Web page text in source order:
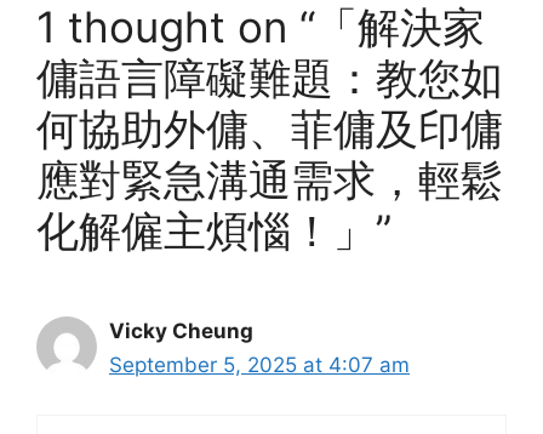
1 thought on “「解決家
傭語言障礙難題：教您如
何協助外傭、菲傭及印傭
應對緊急溝通需求，輕鬆
化解僱主煩惱！」”
Vicky Cheung
September 5, 2025 at 4:07 am